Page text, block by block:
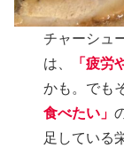
チャーシュ
は、
「疲労
かも。でも
食べたい」
足している